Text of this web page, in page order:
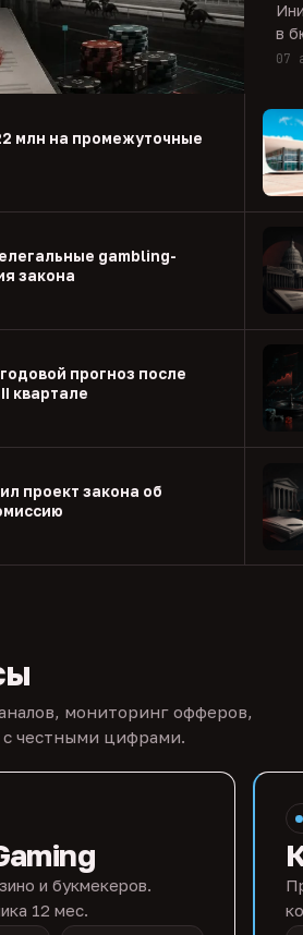
в
07
млн на промежуточные
gambling-
закона
прогноз после
квартале
проект закона об
мониторинг офферов,
с честными цифрами.
и букмекеров.
12 мес.